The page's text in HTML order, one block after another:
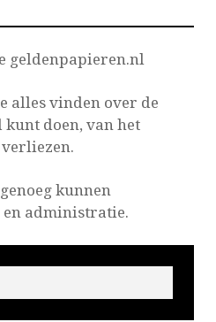
geldenpapieren.nl
alles vinden over de
kunt doen, van het
kunnen
administratie.